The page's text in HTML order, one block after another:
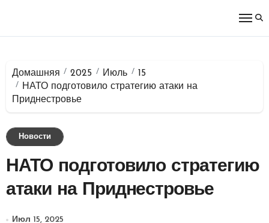
Домашняя 2025 Июль
15
НАТО подготовило стратегию атаки на
Приднестровье
Новости
НАТО подготовило стратегию
атаки на Приднестровье
Июл 15, 2025